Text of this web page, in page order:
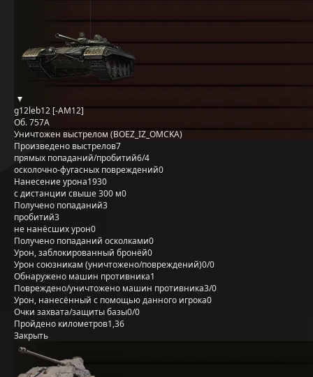
g12leb12 [-AM12]
Об. 757А
Уничтожен выстрелом (BOEZ_IZ_OMCKA)
Произведено выстрелов7
прямых попаданий/пробитий6/4
осколочно-фугасных повреждений0
Нанесение урона1930
с дистанции свыше 300 м0
Получено попаданий3
пробитий3
не нанёсших урон0
Получено попаданий осколками0
Урон, заблокированный бронёй0
Урон союзникам (уничтожено/повреждений)0/0
Обнаружено машин противника1
Повреждено/уничтожено машин противника3/0
Урон, нанесённый с помощью данного игрока0
Очки захвата/защиты базы0/0
Пройдено километров1,36
Закрыть